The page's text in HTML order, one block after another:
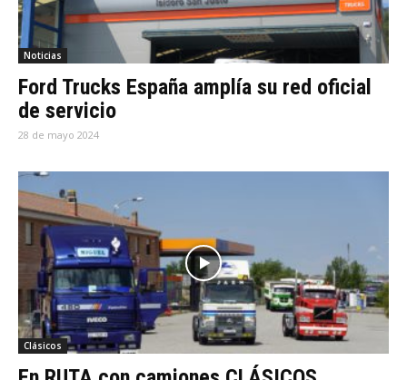
Noticias
Ford Trucks España amplía su red oficial
de servicio
28 de mayo 2024
Clásicos